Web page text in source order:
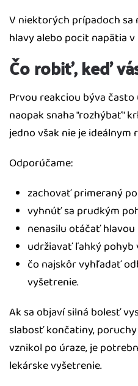
V niektorých prípadoch
hlavy alebo pocit napätia v
Čo robiť, keď
Prvou reakciou býva
naopak snaha "rozhýbať"
jedno však nie je ideálnym
Odporúčame:
zachovať primeraný
vyhnúť sa prudkým
nenasilu otáčať hlavou
udržiavať ľahký pohyb
čo najskôr vyhľadať
vyšetrenie.
Ak sa objaví silná bolesť
slabosť končatiny,
vznikol po úraze, je
lekárske vyšetrenie.